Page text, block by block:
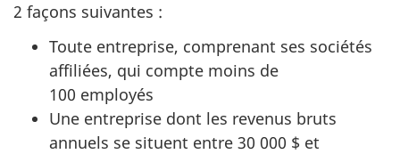
2 façons suivantes :
Toute entreprise, comprenant ses sociétés
affiliées, qui compte moins de
100 employés
Une entreprise dont les revenus bruts
annuels se situent entre 30 000 $ et